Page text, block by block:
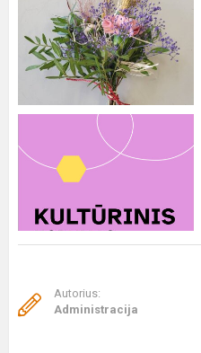
Autorius:
Administracija